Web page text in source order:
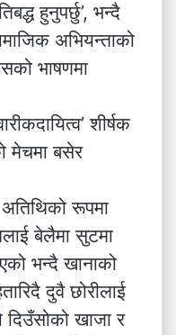
हुनुपर्छु’, भन्दै
अभियन्ताको
भाषणमा
शीर्षक
मेचमा बसेर
रूपमा
बेलैमा सुटमा
भन्दै खानाको
दुवै छोरीलाई
दिउँसोको खाजा र